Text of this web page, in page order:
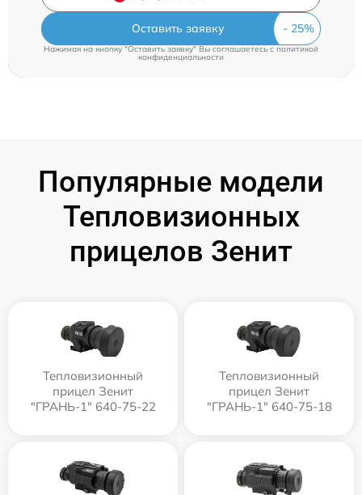
Оставить заявку
Нажимая на кнопку "Оставить заявку" Вы соглашаетесь c политикой
конфиденциальности
Популярные модели
Тепловизионных
прицелов Зенит
Тепловизионный
прицел Зенит
"ГРАНЬ-1" 640-75-22
Тепловизионный
прицел Зенит
"ГРАНЬ-1" 640-75-18